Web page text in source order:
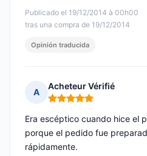
Publicado el 19/12/2014 à 00h00
tras una compra de 19/12/2014
Opinión traducida
A
Acheteur Vérifié
Nota: 5 de 5
Era escéptico cuando hice el
porque el pedido fue
rápidamente.